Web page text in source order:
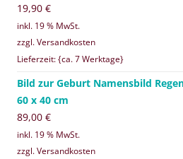
19,90 €
inkl. 19 % MwSt.
zzgl. Versandkosten
Lieferzeit: {ca. 7 Werktage}
Bild zur Geburt Namensbild
60 x 40 cm
89,00 €
inkl. 19 % MwSt.
zzgl. Versandkosten